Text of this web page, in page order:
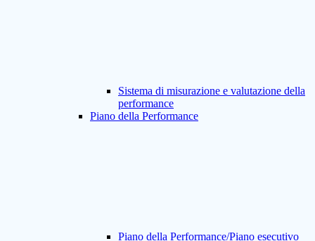
Sistema di misurazione e valutazione della
performance
Piano della Performance
Piano della Performance/Piano esecutivo